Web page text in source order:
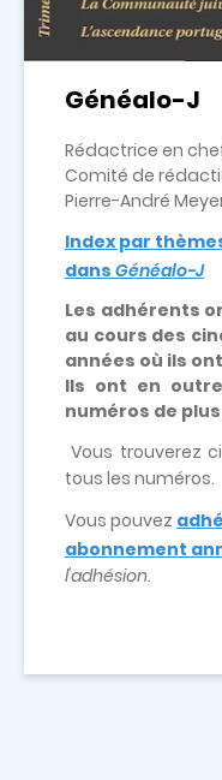
Généalo-J
Rédactrice en
Comité de
Pierre-André
Index par
dans Généalo-J
Les adhérents
au cours des
années où ils
Ils ont en
numéros de
Vous trouverez
tous les numéros.
Vous pouvez
abonnement
l'adhésion.